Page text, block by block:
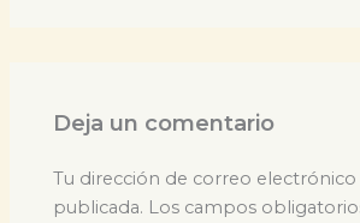
Deja un comentario
Tu dirección de correo electrónico
publicada. Los campos